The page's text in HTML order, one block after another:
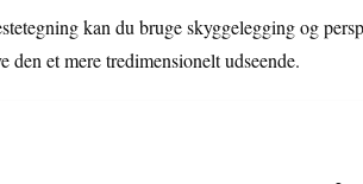
kan du bruge skyggelegging og
den et mere tredimensionelt udseende.